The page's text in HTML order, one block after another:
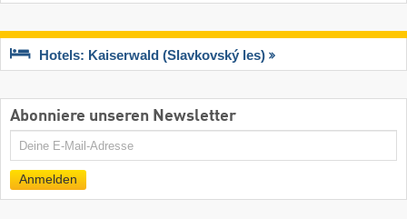
Hotels: Kaiserwald (Slavkovský les)
Abonniere unseren Newsletter
E-
Anmelden